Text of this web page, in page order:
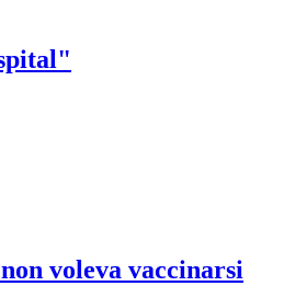
voleva vaccinarsi